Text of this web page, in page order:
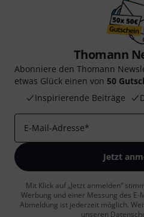
Thomann
Abonniere den Thomann
etwas Glück einen von 50
Inspirierende Beiträge
E-Mail-Adresse*
Jetzt
Mit Klick auf „Jetzt anmelden“
Werbung und einer Messung des
Abmeldung ist jederzeit möglich.
unseren